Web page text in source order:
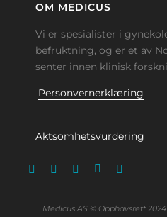
OM MEDICUS
Vi er spesialister i
befruktning, og er et av
senter innen klinisk
Personvernerklæring
Aktsomhetsvurdering
Medicus AS © Opphavsrett 2024